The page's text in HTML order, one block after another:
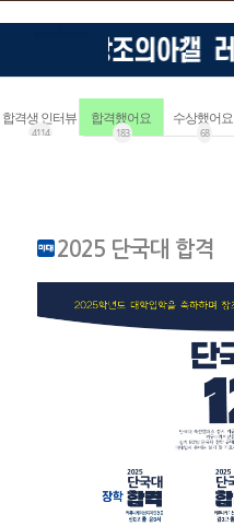
합격생 인터뷰
4114
합격했어요
183
수상했어요
68
2025 단국대 합격